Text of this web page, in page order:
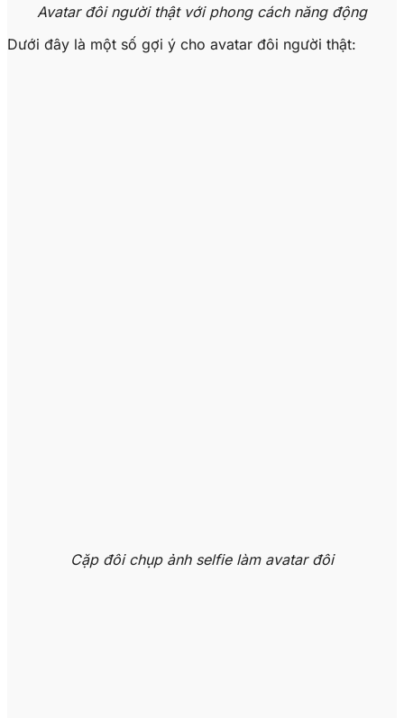
Avatar đôi người thật với phong cách năng động
Dưới đây là một số gợi ý cho avatar đôi người thật:
Cặp đôi chụp ảnh selfie làm avatar đôi